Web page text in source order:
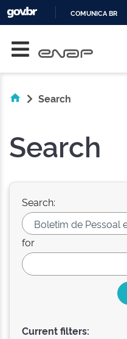
COMUNICA BR
Search
Search
Search:
for
Current filters: